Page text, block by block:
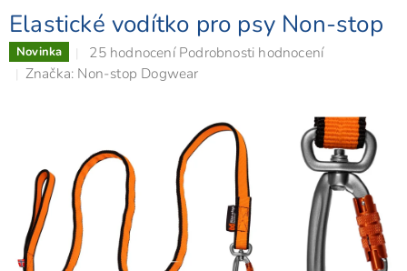
Elastické vodítko pro psy Non-stop
Novinka
Průměrné
hodnocení
z
5
hvězdiček.
25 hodnocení Podrobnosti hodnocení
Značka: Non-stop Dogwear